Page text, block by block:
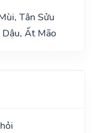
Tân Sửu
Ất Mão